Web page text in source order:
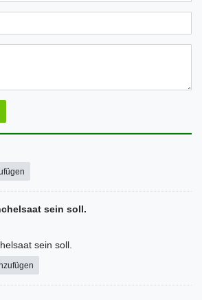
5
Bewertungssternen
sein soll.
sein soll.